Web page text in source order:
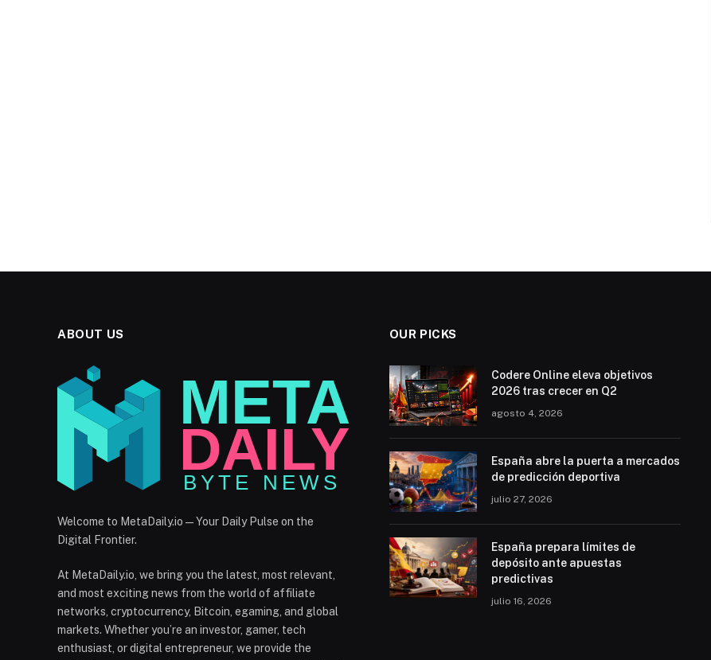
ABOUT US
Welcome to MetaDaily.io — Your Daily Pulse on the
Digital Frontier.
At MetaDaily.io, we bring you the latest, most relevant,
and most exciting news from the world of affiliate
networks, cryptocurrency, Bitcoin, egaming, and global
markets. Whether you’re an investor, gamer, tech
enthusiast, or digital entrepreneur, we provide the
OUR PICKS
Codere Online eleva objetivos
2026 tras crecer en Q2
agosto 4, 2026
España abre la puerta a mercados
de predicción deportiva
julio 27, 2026
España prepara límites de
depósito ante apuestas
predictivas
julio 16, 2026